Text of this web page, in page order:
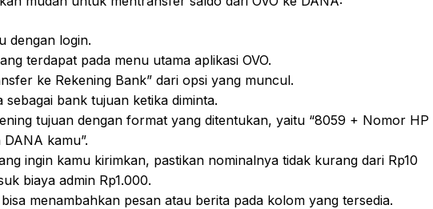
dengan login.
terdapat pada menu utama aplikasi OVO.
ke Rekening Bank” dari opsi yang muncul.
sebagai bank tujuan ketika diminta.
tujuan dengan format yang ditentukan, yaitu “8059 + Nomor HP
kamu”.
ingin kamu kirimkan, pastikan nominalnya tidak kurang dari Rp10
biaya admin Rp1.000.
menambahkan pesan atau berita pada kolom yang tersedia.